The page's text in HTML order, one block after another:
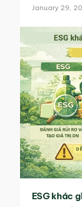
January 29,
ESG khác